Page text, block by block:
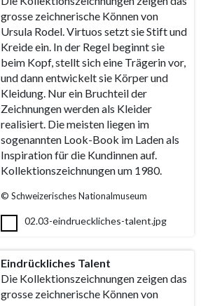
grosse zeichnerische Können von
Ursula Rodel. Virtuos setzt sie Stift und
Kreide ein. In der Regel beginnt sie
beim Kopf, stellt sich eine Trägerin vor,
und dann entwickelt sie Körper und
Kleidung. Nur ein Bruchteil der
Zeichnungen werden als Kleider
realisiert. Die meisten liegen im
sogenannten Look-Book im Laden als
Inspiration für die Kundinnen auf.
Kollektionszeichnungen um 1980.
© Schweizerisches Nationalmuseum
02.03-eindrueckliches-talent.jpg
Eindrückliches Talent
Die Kollektionszeichnungen zeigen das
grosse zeichnerische Können von